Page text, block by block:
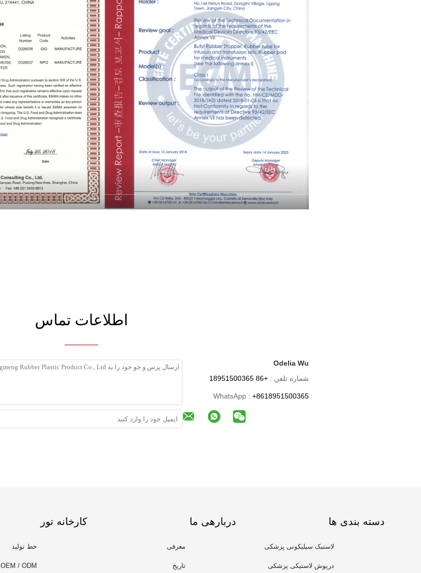
اطلاعات تماس
Odelia Wu
شماره تلفن : +86 18951500365
WhatsApp : +8618951500365
دسته بندی ها
لاستیک سیلیکونی پزشکی
درپوش لاستیکی پزشکی
دربارهی ما
معرفی
تاریخ
کارخانه تور
خط تولید
OEM / ODM